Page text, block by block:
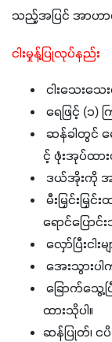
သည့်အပြင် အာဟာရ
ငါးမှုန့်ပြုလုပ်နည်း
ငါးသေးသေ
ရေဖြင့် (၁)
ဆန်ခါတွင် ရ
င့် ဖုံးအုပ်ထားပ
ဒယ်အိုးကို အပူ
မီးမြှင်းမြှ
ရောင်ပြော
လှော်ပြီးငါး
အေးသွားပ
ခြောက်သွေ့ပ
ထားသိုပါ။
ဆန်ပြုတ်၊ ငပိ